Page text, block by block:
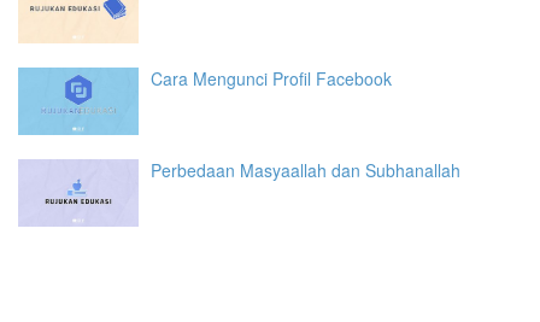
Cara Mengunci Profil Facebook
Perbedaan Masyaallah dan Subhanallah